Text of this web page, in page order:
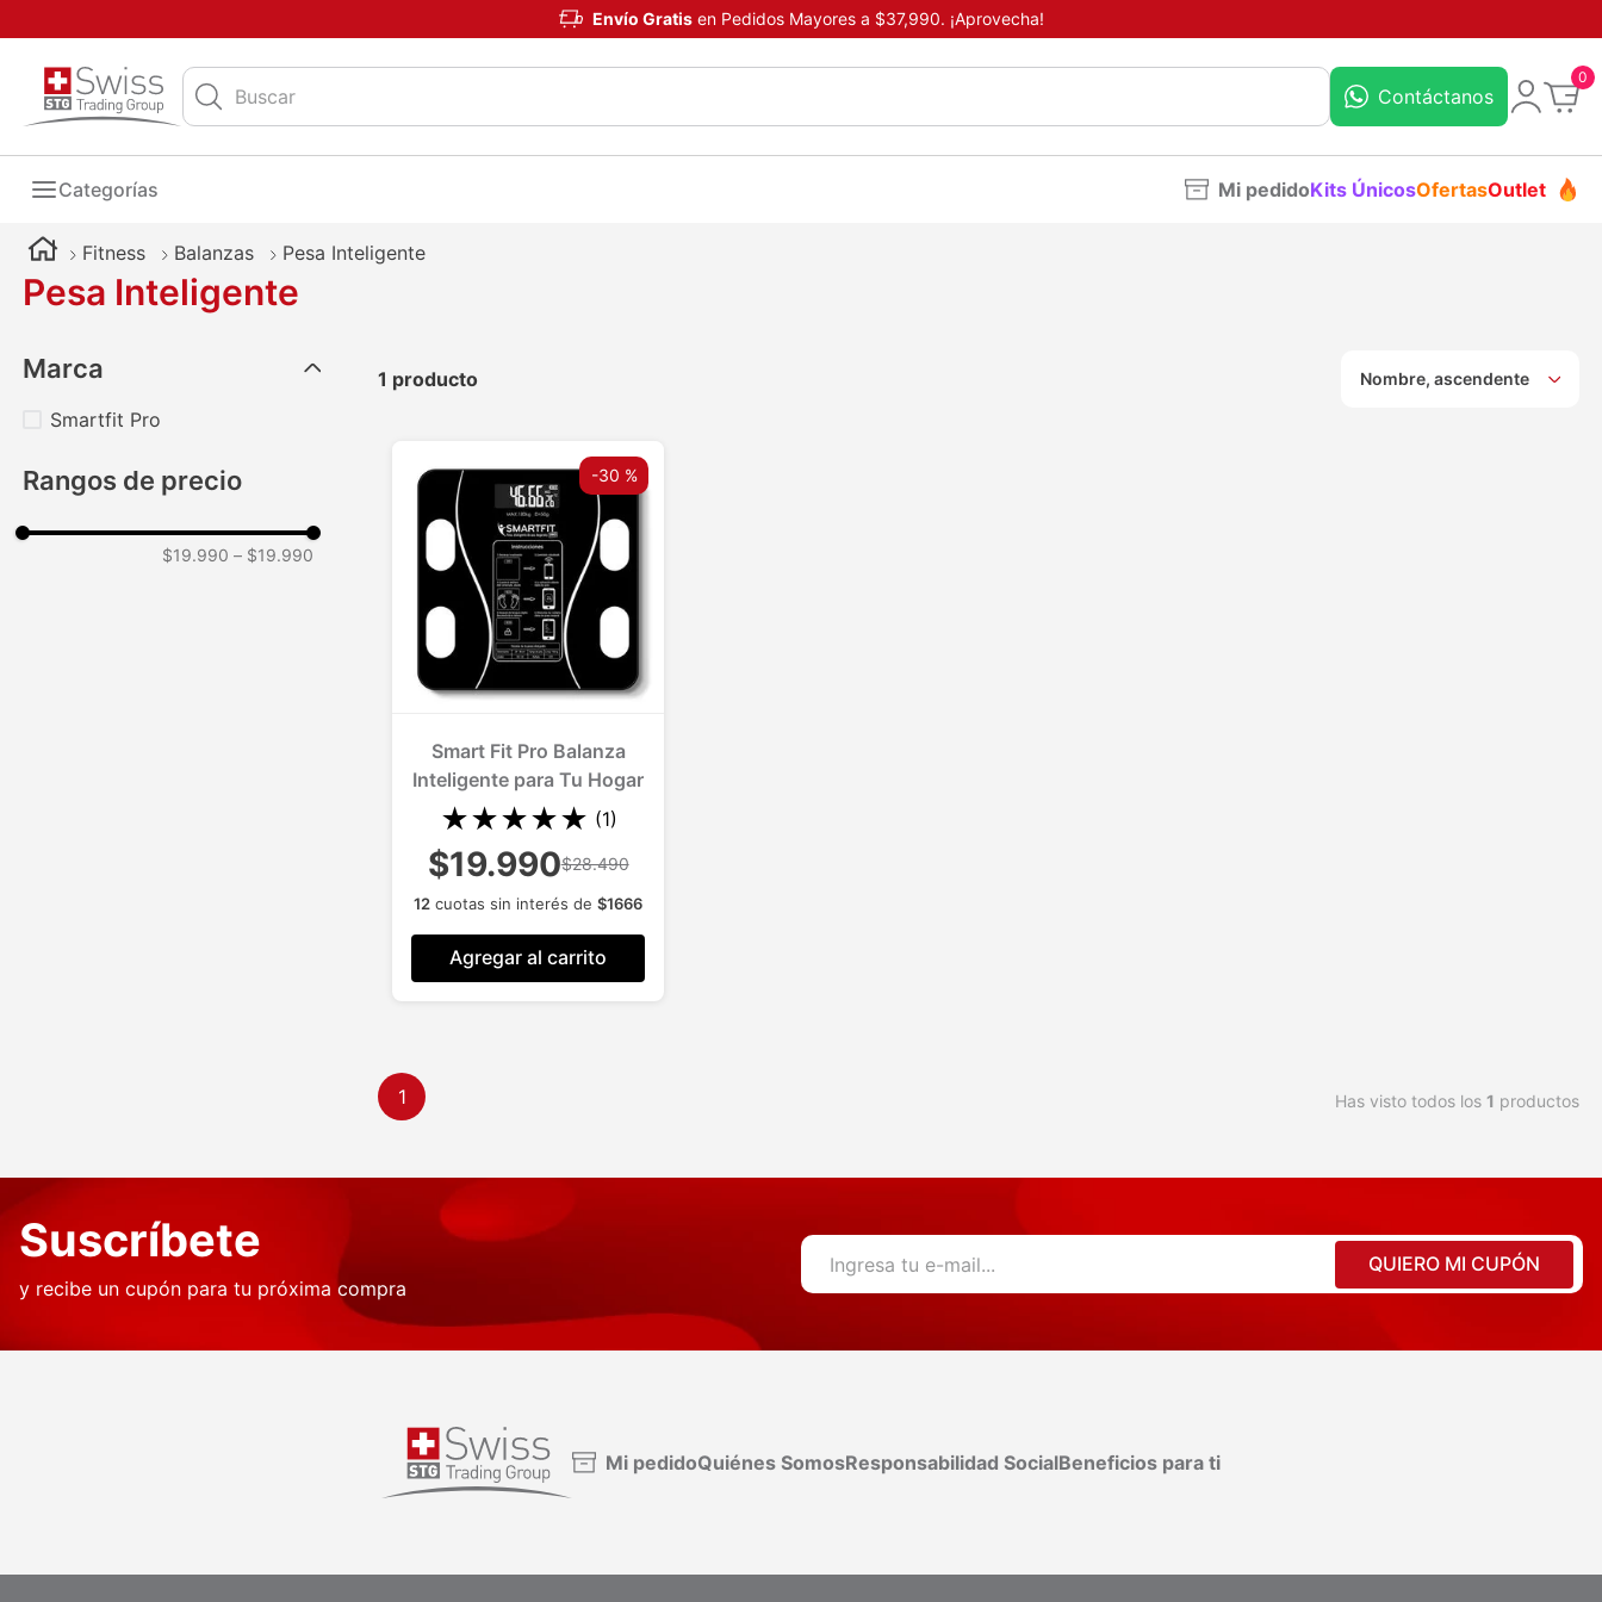
Envío Gratisen Pedidos Mayores a $37,990. ¡Aprovecha!
Buscar
Contáctanos
0
Categorías Mi pedidoKits ÚnicosOfertasOutlet
Fitness Balanzas Pesa Inteligente
Pesa Inteligente
Marca
Smartfit Pro
Rangos de precio
$19.990 – $19.990
1 producto Nombre, ascendente
-30 %
Smart Fit Pro Balanza
Inteligente para Tu Hogar
★★★★★ (1)
$19.990$28.490
12 cuotas sin interés de$1666
Agregar al carrito
1 Has visto todos los 1 productos
Suscríbete
y recibe un cupón para tu próxima compra
QUIERO MI CUPÓN
Mi pedidoQuiénes SomosResponsabilidad SocialBeneficios para ti